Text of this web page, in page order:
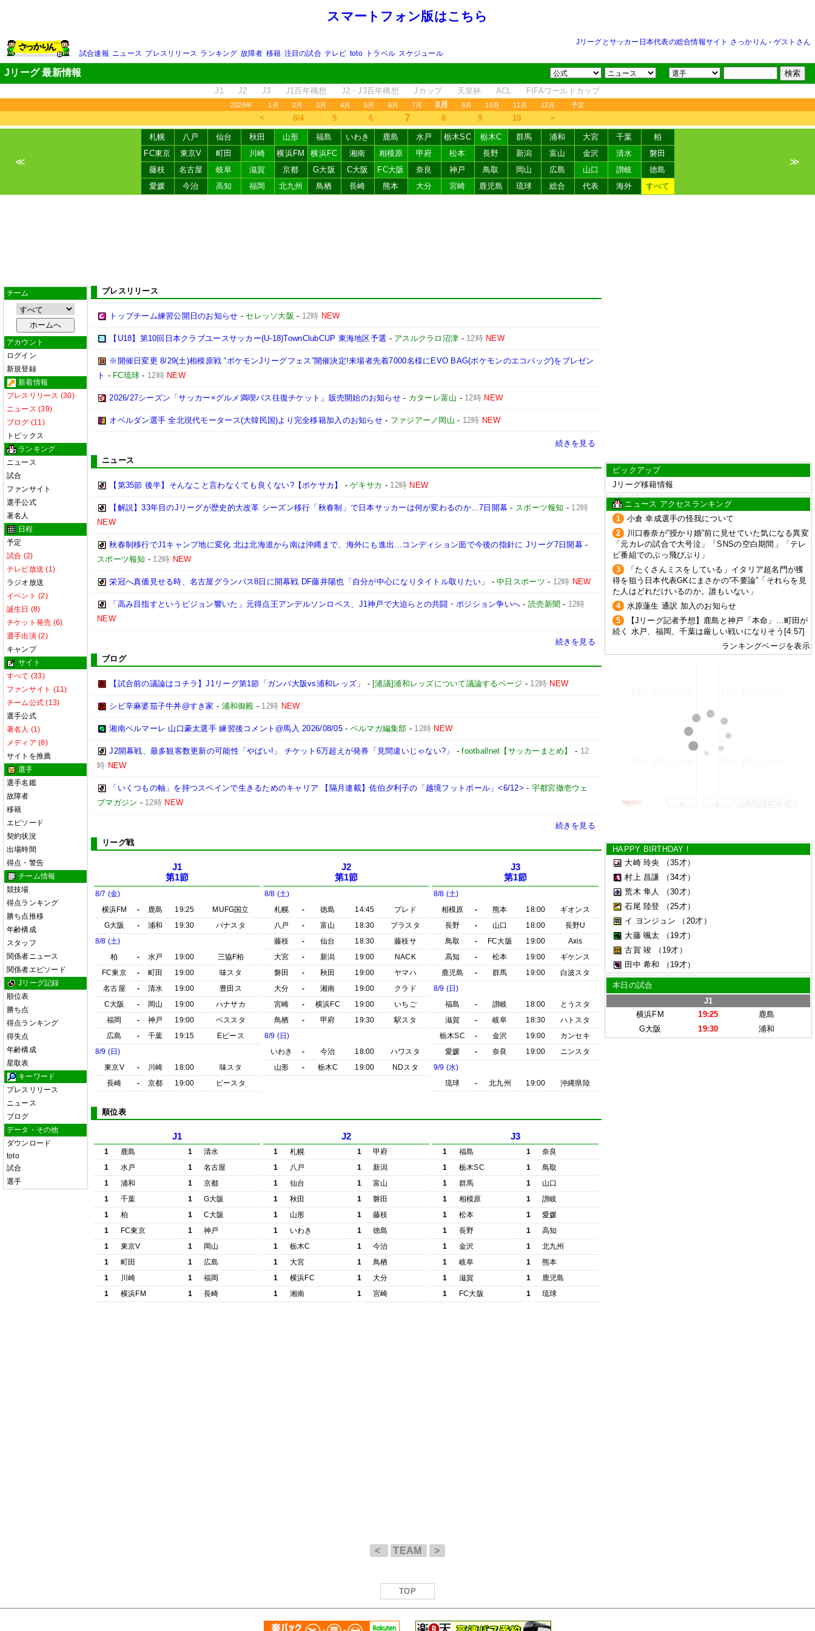
スマートフォン版はこちら
Jリーグとサッカー日本代表の総合情報サイト さっかりん - ゲストさん
試合速報 ニュース プレスリリース ランキング 故障者 移籍 注目の試合 テレビ toto トラベル スケジュール
Jリーグ 最新情報
J1 J2 J3 J1百年構想 J2・J3百年構想 Jカップ 天皇杯 ACL FIFAワールドカップ
2026年 1月 2月 3月 4月 5月 6月 7月 8月 9月 10月 11月 12月 予定
＜ 8/4 5 6 7 8 9 10 ＞
≪
札幌 八戸 仙台 秋田 山形 福島 いわき 鹿島 水戸 栃木SC 栃木C 群馬 浦和 大宮 千葉
柏
FC東京
東京V 町田 川崎 横浜FM 横浜FC 湘南 相模原 甲府 松本 長野 新潟 富山 金沢 清水
磐田
藤枝
名古屋 岐阜 滋賀 京都 G大阪 C大阪 FC大阪 奈良 神戸 鳥取 岡山 広島 山口 讃岐
徳島
愛媛
今治 高知 福岡 北九州 鳥栖 長崎 熊本 大分 宮崎 鹿児島 琉球 総合 代表 海外 すべて
≫
チーム
アカウント
ログイン
新規登録
新着情報
プレスリリース (30)
ニュース (39)
ブログ (11)
トピックス
ランキング
ニュース
試合
ファンサイト
選手公式
著名人
日程
予定
試合 (2)
テレビ放送 (1)
ラジオ放送
イベント (2)
誕生日 (8)
チケット発売 (6)
選手出演 (2)
キャンプ
サイト
すべて (33)
ファンサイト (11)
チーム公式 (13)
選手公式
著名人 (1)
メディア (8)
サイトを推薦
選手
選手名鑑
故障者
移籍
エピソード
契約状況
出場時間
得点・警告
チーム情報
競技場
得点ランキング
勝ち点推移
年齢構成
スタッフ
関係者ニュース
関係者エピソード
Jリーグ記録
順位表
勝ち点
得点ランキング
得失点
年齢構成
星取表
キーワード
プレスリリース
ニュース
ブログ
データ・その他
ダウンロード
toto
試合
選手
プレスリリース
トップチーム練習公開日のお知らせ - セレッソ大阪 - 12時 NEW
【U18】第10回日本クラブユースサッカー(U-18)TownClubCUP 東海地区予選 - アスルクラロ沼津 - 12時 NEW
※開催日変更 8/29(土)相模原戦 “ポケモンJリーグフェス”開催決定!来場者先着7000名様にEVO BAG(ポケモンのエコバッグ)をプレゼン
ト - FC琉球 - 12時 NEW
2026/27シーズン「サッカー×グルメ満喫バス往復チケット」販売開始のお知らせ- カターレ富山 - 12時 NEW
オベルダン選手 全北現代モータース(大韓民国)より完全移籍加入のお知らせ- ファジアーノ岡山 - 12時 NEW
続きを見る
ニュース
【第35節 後半】そんなこと言わなくても良くない?【ボケサカ】 -ゲキサカ - 12時 NEW
【解説】33年目のJリーグが歴史的大改革 シーズン移行「秋春制」で日本サッカーは何が変わるのか…7日開幕 - スポーツ報知 - 12時
NEW
秋春制移行でJ1キャンプ地に変化 北は北海道から南は沖縄まで、海外にも進出…コンディション面で今後の指針に Jリーグ7日開幕-
スポーツ報知 - 12時 NEW
栄冠へ真価見せる時、名古屋グランパス8日に開幕戦 DF藤井陽也「自分が中心になりタイトル取りたい」 -中日スポーツ - 12時 NEW
「高み目指すというビジョン響いた」元得点王アンデルソンロペス、J1神戸で大迫らとの共闘・ポジション争いへ - 読売新聞 - 12時
NEW
続きを見る
ブログ
【試合前の議論はコチラ】J1リーグ第1節「ガンバ大阪vs浦和レッズ」 - [浦議]浦和レッズについて議論するページ - 12時 NEW
シビ辛麻婆茄子牛丼@すき家 - 浦和御殿 - 12時 NEW
湘南ベルマーレ 山口豪太選手 練習後コメント@馬入 2026/08/05- ベルマガ編集部 - 12時 NEW
J2開幕戦、最多観客数更新の可能性「やばい!」 チケット6万超えが発券「見間違いじゃない?」 -footballnet【サッカーまとめ】 - 12
時 NEW
「いくつもの軸」を持つスペインで生きるためのキャリア 【隔月連載】佐伯夕利子の「越境フットボール」<6/12> - 宇都宮徹壱ウェ
ブマガジン - 12時 NEW
続きを見る
リーグ戦
J1
第1節
8/7 (金)
横浜FM
- 鹿島 19:25
MUFG国立
G大阪
- 浦和 19:30
パナスタ
8/8 (土)
柏
- 水戸 19:00
三協F柏
FC東京
- 町田 19:00
味スタ
名古屋
- 清水 19:00
豊田ス
C大阪
- 岡山 19:00
ハナサカ
福岡
- 神戸 19:00
ベススタ
広島
- 千葉 19:15
Eピース
8/9 (日)
東京V
- 川崎 18:00
味スタ
長崎
- 京都 19:00 ピースタ
J2
第1節
8/8 (土)
札幌
- 徳島 14:45
プレド
八戸
- 富山 18:30
プラスタ
藤枝
- 仙台 18:30
藤枝サ
大宮
- 新潟 19:00
NACK
磐田
- 秋田 19:00
ヤマハ
大分
- 湘南 19:00
クラド
宮崎
- 横浜FC 19:00
いちご
鳥栖
- 甲府 19:30
駅スタ
8/9 (日)
いわき
- 今治 18:00
ハワスタ
山形
- 栃木C 19:00 NDスタ
J3
第1節
8/8 (土)
相模原
- 熊本 18:00
ギオンス
長野
- 山口 18:00
長野U
鳥取
- FC大阪 19:00
Axis
高知
- 松本 19:00
ギケンス
鹿児島
- 群馬 19:00
白波スタ
8/9 (日)
福島
- 讃岐 18:00
とうスタ
滋賀
- 岐阜 18:30
ハトスタ
栃木SC
- 金沢 19:00
カンセキ
愛媛
- 奈良 19:00
ニンスタ
9/9 (水)
琉球
- 北九州 19:00 沖縄県陸
順位表
J1
1 鹿島 1
清水
1
水戸 1
名古屋
1
浦和 1
京都
1
千葉 1
G大阪
1
柏 1
C大阪
1
FC東京 1
神戸
1
東京V 1
岡山
1
町田 1
広島
1
川崎 1
福岡
1
横浜FM 1 長崎
J2
1 札幌 1
甲府
1
八戸 1
新潟
1
仙台 1
富山
1
秋田 1
磐田
1
山形 1
藤枝
1
いわき 1
徳島
1
栃木C 1
今治
1
大宮 1
鳥栖
1
横浜FC 1
大分
1
湘南 1 宮崎
J3
1 福島 1
奈良
1
栃木SC 1
鳥取
1
群馬 1
山口
1
相模原 1
讃岐
1
松本 1
愛媛
1
長野 1
高知
1
金沢 1
北九州
1
岐阜 1
熊本
1
滋賀 1
鹿児島
1
FC大阪 1 琉球
ピックアップ
Jリーグ移籍情報
ニュース アクセスランキング
1
小倉 幸成選手の怪我について
2
川口春奈が”授かり婚”前に見せていた気になる異変
「元カレの試合で大号泣」「SNSの空白期間」「テレ
ビ番組でのぶっ飛びぶり」
3
「たくさんミスをしている」イタリア超名門が獲
得を狙う日本代表GKにまさかの“不要論”「それらを見
た人はどれだけいるのか。誰もいない」
4
水原蓮生 通訳 加入のお知らせ
5
【Jリーグ記者予想】鹿島と神戸「本命」…町田が
続く 水戸、福岡、千葉は厳しい戦いになりそう[4:57]
ランキングページを表示
HAPPY BIRTHDAY !
大崎 玲央
（35才）
村上 昌謙
（34才）
荒木 隼人
（30才）
石尾 陸登
（25才）
イ ヨンジュン
（20才）
大藤 颯太
（19才）
古賀 竣
（19才）
田中 希和
（19才）
本日の試合
J1
横浜FM
19:25
鹿島
G大阪
19:30 浦和
< TEAM >
TOP